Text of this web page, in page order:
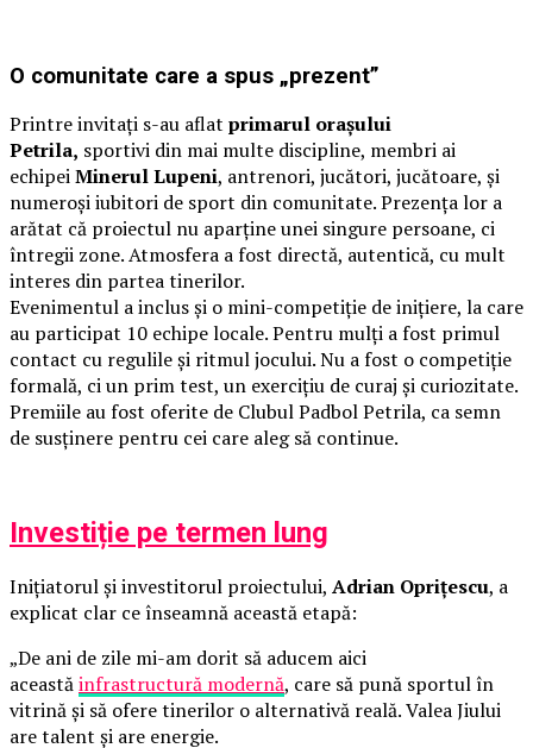
O comunitate care a spus „prezent”
Printre invitați s-au aflat primarul orașului
Petrila, sportivi din mai multe discipline, membri ai
echipeiMinerul Lupeni, antrenori, jucători, jucătoare, și
numeroși iubitori de sport din comunitate. Prezența lor a
arătat că proiectul nu aparține unei singure persoane, ci
întregii zone. Atmosfera a fost directă, autentică, cu mult
interes din partea tinerilor.
Evenimentul a inclus și o mini-competiție de inițiere, la care
au participat 10 echipe locale. Pentru mulți a fost primul
contact cu regulile și ritmul jocului. Nu a fost o competiție
formală, ci un prim test, un exercițiu de curaj și curiozitate.
Premiile au fost oferite de Clubul Padbol Petrila, ca semn
de susținere pentru cei care aleg să continue.
Investiție pe termen lung
Inițiatorul și investitorul proiectului, Adrian Oprițescu, a
explicat clar ce înseamnă această etapă:
„De ani de zile mi-am dorit să aducem aici
aceastăinfrastructură modernă, care să pună sportul în
vitrină și să ofere tinerilor o alternativă reală. Valea Jiului
are talent și are energie.